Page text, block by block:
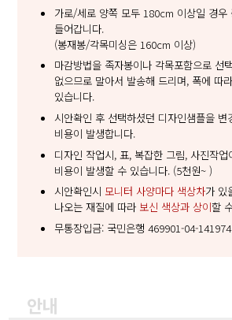
가로/세로 양쪽 모두 180cm 이상일 경우
들어갑니다.
(봉재봉/각목미싱은 160cm 이상)
마감방법을 족자봉이나 각목포함으로 선
없으므로 말아서 발송해 드리며, 폭에 따
있습니다.
시안확인 후 선택하셨던 디자인샘플을 변
비용이 발생합니다.
디자인 작업시, 표, 복잡한 그림, 사진작
비용이 발생할 수 있습니다. (5천원~ )
시안확인시 모니터 사양마다 색상차가 있
나오는 재질에 따라 보신 색상과 상이할
무통장입금: 국민은행 469901-04-
안내